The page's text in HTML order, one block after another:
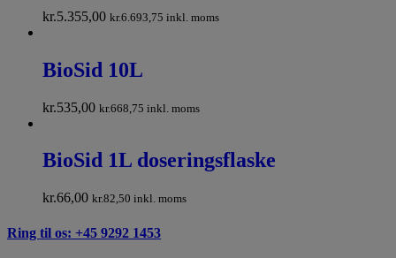
kr.5.355,00 kr.6.693,75 inkl. moms
BioSid 10L
kr.535,00 kr.668,75 inkl. moms
BioSid 1L doseringsflaske
kr.66,00 kr.82,50 inkl. moms
Ring til os: +45 9292 1453